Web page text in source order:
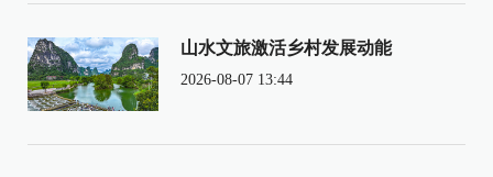
山水文旅激活乡村发展动能
2026-08-07 13:44